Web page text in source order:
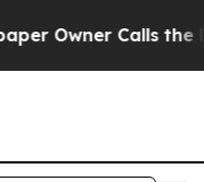
Calls the